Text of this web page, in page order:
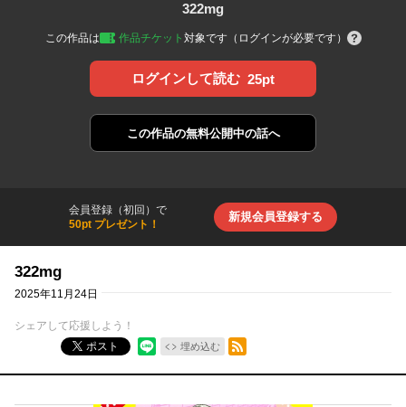
322mg
この作品は 作品チケット 対象です（ログインが必要です）
ログインして読む 25pt
この作品の無料公開中の話へ
会員登録（初回）で
50pt プレゼント！
新規会員登録する
322mg
2025年11月24日
シェアして応援しよう！
ポスト
埋め込む
RSSフィード